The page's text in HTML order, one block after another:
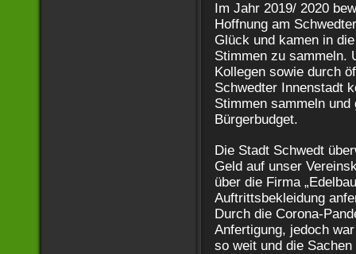
Im Jahr 2019/ 2020
Hoffnung am
Glück und kamen in
Stimmen zu sammeln.
Kollegen sowie durch
Schwedter Innenstadt
Stimmen sammeln und
Bürgerbudget.
Die Stadt Schwedt
Geld auf unser
über die Firma
Auftrittsbekleidung
Durch die Corona-
Anfertigung, jedoch
so weit und die